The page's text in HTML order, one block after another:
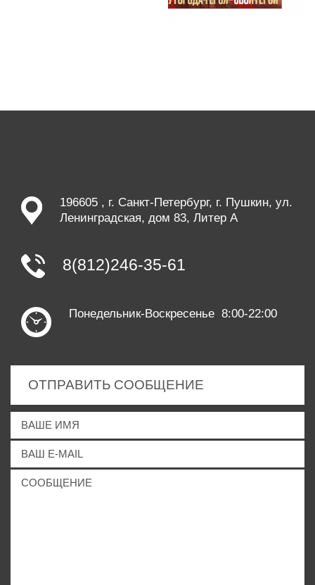
196605 , г. Санкт-Петербург, г. Пушкин, ул.
Ленинградская, дом 83, Литер А
8(812)246-35-61
Понедельник-Воскресенье 8:00-22:00
ОТПРАВИТЬ СООБЩЕНИЕ